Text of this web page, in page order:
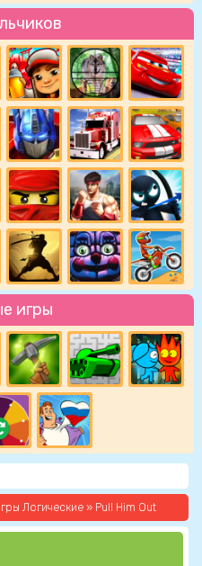
игры
Логические » Pull Him Out